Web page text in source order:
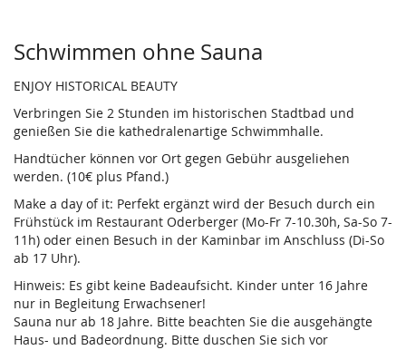
Produkte
Schwimmen ohne Sauna
ENJOY HISTORICAL BEAUTY
Verbringen Sie 2 Stunden im historischen Stadtbad und
genießen Sie die kathedralenartige Schwimmhalle.
Handtücher können vor Ort gegen Gebühr ausgeliehen
werden. (10€ plus Pfand.)
Make a day of it: Perfekt ergänzt wird der Besuch durch ein
Frühstück im Restaurant Oderberger (Mo-Fr 7-10.30h, Sa-So 7-
11h) oder einen Besuch in der Kaminbar im Anschluss (Di-So
ab 17 Uhr).
Hinweis: Es gibt keine Badeaufsicht. Kinder unter 16 Jahre
nur in Begleitung Erwachsener!
Sauna nur ab 18 Jahre. Bitte beachten Sie die ausgehängte
Haus- und Badeordnung. Bitte duschen Sie sich vor